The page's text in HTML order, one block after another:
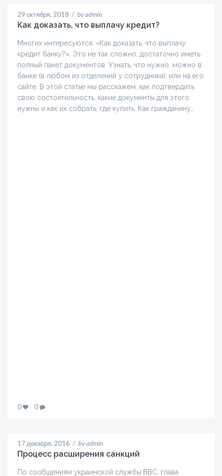
29 октября, 2018 / by admin
Как доказать, что выплачу кредит?
Многих интересуются: «Как доказать, что выплачу
кредит банку?». Это не так сложно, достаточно иметь
полный пакет документов. Узнать, что нужно, можно в
банке (в любом из отделений у сотрудника), или на его
сайте. В этой статье мы расскажем, как подтвердить
свою состоятельность, какие документы для этого
нужны и как их собрать, где купить. Как гражданину…
0 0
17 декабря, 2016 / by admin
Процесс расширения санкций
По сообщениям украинской службы ВВС, глава